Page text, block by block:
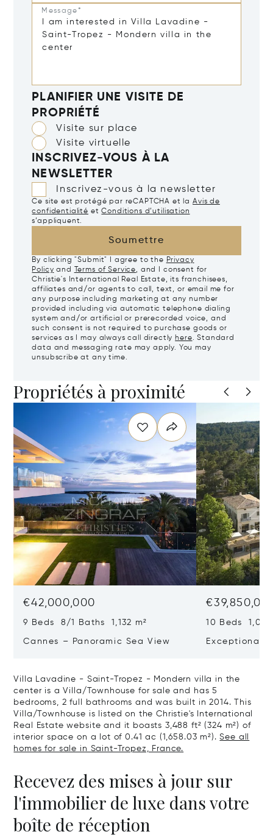
Message*
PLANIFIER UNE VISITE DE
PROPRIÉTÉ
Visite sur place
Visite virtuelle
INSCRIVEZ-VOUS À LA
NEWSLETTER
Inscrivez-vous à la newsletter
Ce site est protégé par reCAPTCHA et la Avis de
confidentialité etConditions d’utilisation
s’appliquent.
Soumettre
By clicking "Submit" I agree to the Privacy
Policy and Terms of Service, and I consent for
Christie's International Real Estate, its franchisees,
affiliates and/or agents to call, text, or email me for
any purpose including marketing at any number
provided including via automatic telephone dialing
system and/or artificial or prerecorded voice, and
such consent is not required to purchase goods or
services as I may always call directly here. Standard
data and messaging rate may apply. You may
unsubscribe at any time.
Propriétés à proximité
€42,000,000
9 Beds 8/1 Baths 1,132 m²
Cannes – Panoramic Sea View
10 Beds 1,020
Exceptional
Villa Lavadine - Saint-Tropez - Mondern villa in the
center is a Villa/Townhouse for sale and has 5
bedrooms, 2 full bathrooms and was built in 2014. This
Villa/Townhouse is listed on the Christie's International
Real Estate website and it boasts 3,488 ft² (324 m²) of
interior space on a lot of 0.41 ac (1,658.03 m²).See all
homes for sale in Saint-Tropez, France.
Recevez des mises à jour sur
l'immobilier de luxe dans votre
boîte de réception